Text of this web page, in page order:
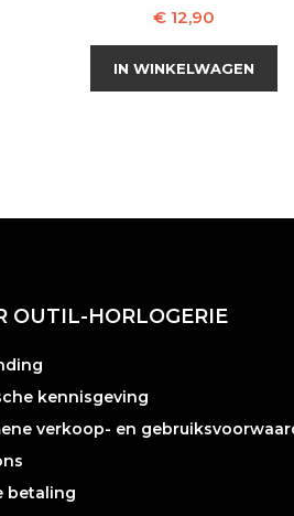
Prijs
€ 12,90
IN WINKELWAGEN
OUTIL-HORLOGERIE
kennisgeving
verkoop- en
betaling